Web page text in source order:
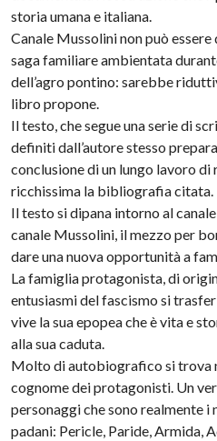
storia umana e italiana.
Canale Mussolini non può
saga familiare ambientata
dell’agro pontino: sarebbe
libro propone.
Il testo, che segue una serie di
definiti dall’autore stesso
conclusione di un lungo lavoro
ricchissima la bibliografia citata.
Il testo si dipana intorno al
canale Mussolini, il mezzo per
dare una nuova opportunità a
La famiglia protagonista, di
entusiasmi del fascismo si
vive la sua epopea che è vita e
alla sua caduta.
Molto di autobiografico si trova
cognome dei protagonisti. Un
personaggi che sono realmente i
padani: Pericle, Paride, Armida,